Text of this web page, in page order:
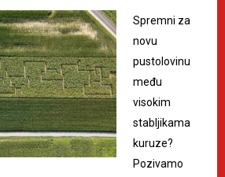
Spremni za
novu
pustolovinu
među
visokim
stabljikama
kuruze?
Pozivamo